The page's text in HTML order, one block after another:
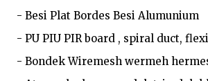
- Besi Plat Bordes Besi Alumunium
- PU PIU PIR board , spiral duct,
- Bondek Wiremesh wermeh